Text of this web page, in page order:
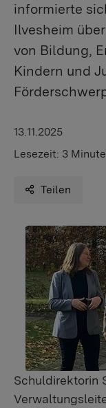
informierte
Ilvesheim
von Bildung,
Kindern und
13.11.2025
Lesezeit: 3
Teilen
Schuldirektorin